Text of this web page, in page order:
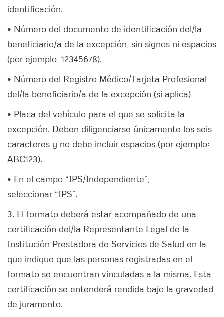
identificación.
• Número del documento de identificación del/la
beneficiario/a de la excepción, sin signos ni espacios
(por ejemplo, 12345678).
• Número del Registro Médico/Tarjeta Profesional
del/la beneficiario/a de la excepción (si aplica)
• Placa del vehículo para el que se solicita la
excepción. Deben diligenciarse únicamente los seis
caracteres y no debe incluir espacios (por ejemplo:
ABC123).
• En el campo “IPS/Independiente”,
seleccionar “IPS”.
3. El formato deberá estar acompañado de una
certificación del/la Representante Legal de la
Institución Prestadora de Servicios de Salud en la
que indique que las personas registradas en el
formato se encuentran vinculadas a la misma. Esta
certificación se entenderá rendida bajo la gravedad
de juramento.